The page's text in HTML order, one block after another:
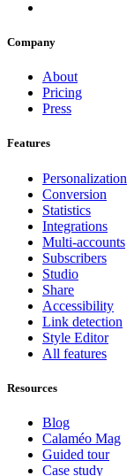
Company
About
Pricing
Press
Features
Personalization
Conversion
Statistics
Integrations
Multi-accounts
Subscribers
Studio
Share
Accessibility
Link detection
Style Editor
All features
Resources
Blog
Calaméo Mag
Guided tour
Case study